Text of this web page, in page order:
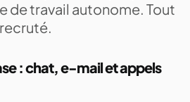
de travail autonome. Tout
: chat, e-mail et appels